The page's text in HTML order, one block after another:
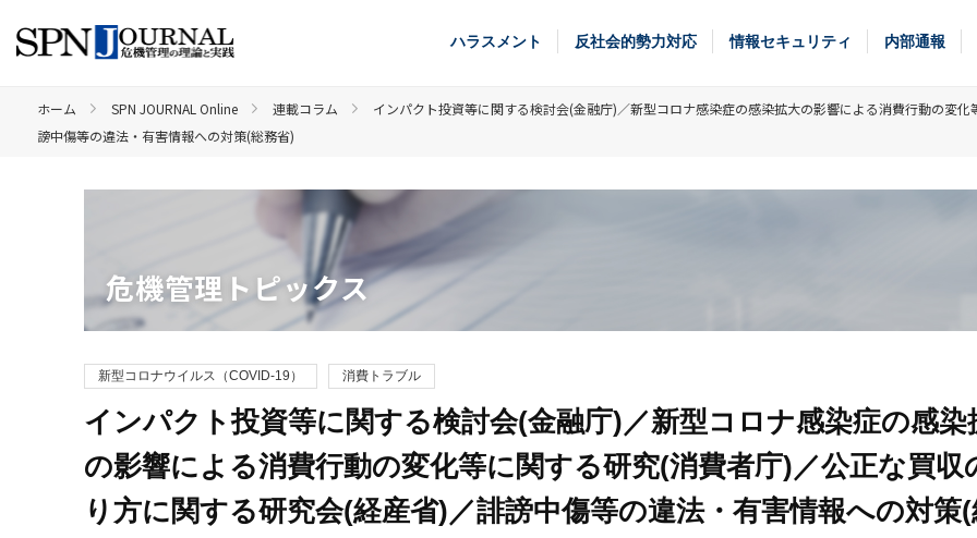
ハラスメント 反社会的勢力対応 情報セキュリティ 内部通報
ホーム SPN JOURNAL Online 連載コラム
インパクト投資等に関する検討会(金融庁)／新型コロナ感染症の感染拡大の影響による消費行動の変
謗中傷等の違法・有害情報への対策(総務省)
危機管理トピックス
新型コロナウイルス（COVID-19） 消費トラブル
インパクト投資等に関する検討会(金融庁)／新型コロナ感染症の感染
の影響による消費行動の変化等に関する研究(消費者庁)／公正な買収
り方に関する研究会(経産省)／誹謗中傷等の違法・有害情報への対策